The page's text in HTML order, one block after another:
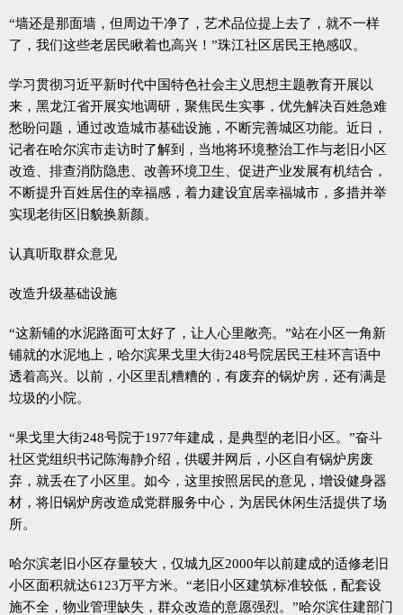
“墙还是那面墙，但周边干净了，艺术品位提上去了，就不一样
了，我们这些老居民瞅着也高兴！”珠江社区居民王艳感叹。
学习贯彻习近平新时代中国特色社会主义思想主题教育开展以
来，黑龙江省开展实地调研，聚焦民生实事，优先解决百姓急难
愁盼问题，通过改造城市基础设施，不断完善城区功能。近日，
记者在哈尔滨市走访时了解到，当地将环境整治工作与老旧小区
改造、排查消防隐患、改善环境卫生、促进产业发展有机结合，
不断提升百姓居住的幸福感，着力建设宜居幸福城市，多措并举
实现老街区旧貌换新颜。
认真听取群众意见
改造升级基础设施
“这新铺的水泥路面可太好了，让人心里敞亮。”站在小区一角新
铺就的水泥地上，哈尔滨果戈里大街248号院居民王桂环言语中
透着高兴。以前，小区里乱糟糟的，有废弃的锅炉房，还有满是
垃圾的小院。
“果戈里大街248号院于1977年建成，是典型的老旧小区。”奋斗
社区党组织书记陈海静介绍，供暖并网后，小区自有锅炉房废
弃，就丢在了小区里。如今，这里按照居民的意见，增设健身器
材，将旧锅炉房改造成党群服务中心，为居民休闲生活提供了场
所。
哈尔滨老旧小区存量较大，仅城九区2000年以前建成的适修老旧
小区面积就达6123万平方米。“老旧小区建筑标准较低，配套设
施不全，物业管理缺失，群众改造的意愿强烈。”哈尔滨住建部门